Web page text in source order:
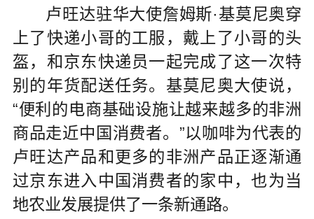
卢旺达驻华大使詹姆斯·基莫尼奥穿
上了快递小哥的工服，戴上了小哥的头
盔，和京东快递员一起完成了这一次特
别的年货配送任务。基莫尼奥大使说，
“便利的电商基础设施让越来越多的非洲
商品走近中国消费者。”以咖啡为代表的
卢旺达产品和更多的非洲产品正逐渐通
过京东进入中国消费者的家中，也为当
地农业发展提供了一条新通路。